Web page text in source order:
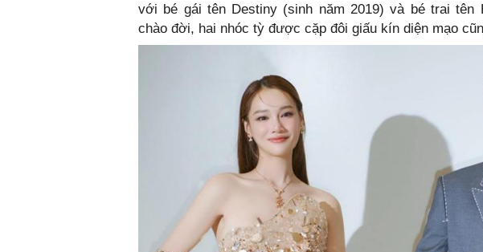
với bé gái tên Destiny (sinh năm 2019) và bé trai tên
chào đời, hai nhóc tỳ được cặp đôi giấu kín diện mạo